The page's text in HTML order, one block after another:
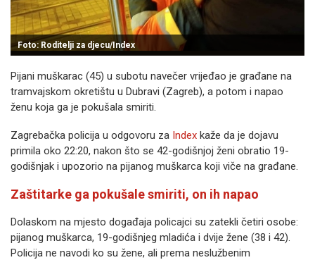
Foto: Roditelji za djecu/Index
Pijani muškarac (45) u subotu navečer vrijeđao je građane na
tramvajskom okretištu u Dubravi (Zagreb), a potom i napao
ženu koja ga je pokušala smiriti.
Zagrebačka policija u odgovoru za Index kaže da je dojavu
primila oko 22:20, nakon što se 42-godišnjoj ženi obratio 19-
godišnjak i upozorio na pijanog muškarca koji viče na građane.
Zaštitarke ga pokušale smiriti, on ih napao
Dolaskom na mjesto događaja policajci su zatekli četiri osobe:
pijanog muškarca, 19-godišnjeg mladića i dvije žene (38 i 42).
Policija ne navodi ko su žene, ali prema neslužbenim